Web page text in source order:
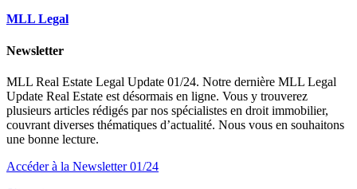
MLL Legal
Newsletter
MLL Real Estate Legal Update 01/24. Notre dernière MLL Legal
Update Real Estate est désormais en ligne. Vous y trouverez
plusieurs articles rédigés par nos spécialistes en droit immobilier,
couvrant diverses thématiques d’actualité. Nous vous en souhaitons
une bonne lecture.
Accéder à la Newsletter 01/24